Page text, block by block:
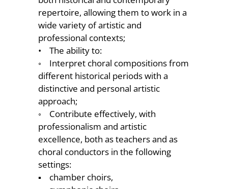
repertoire, allowing them to work in a
wide variety of artistic and
professional contexts;
• The ability to:
◦ Interpret choral compositions from
different historical periods with a
distinctive and personal artistic
approach;
◦ Contribute effectively, with
professionalism and artistic
excellence, both as teachers and as
choral conductors in the following
settings:
▪ chamber choirs,